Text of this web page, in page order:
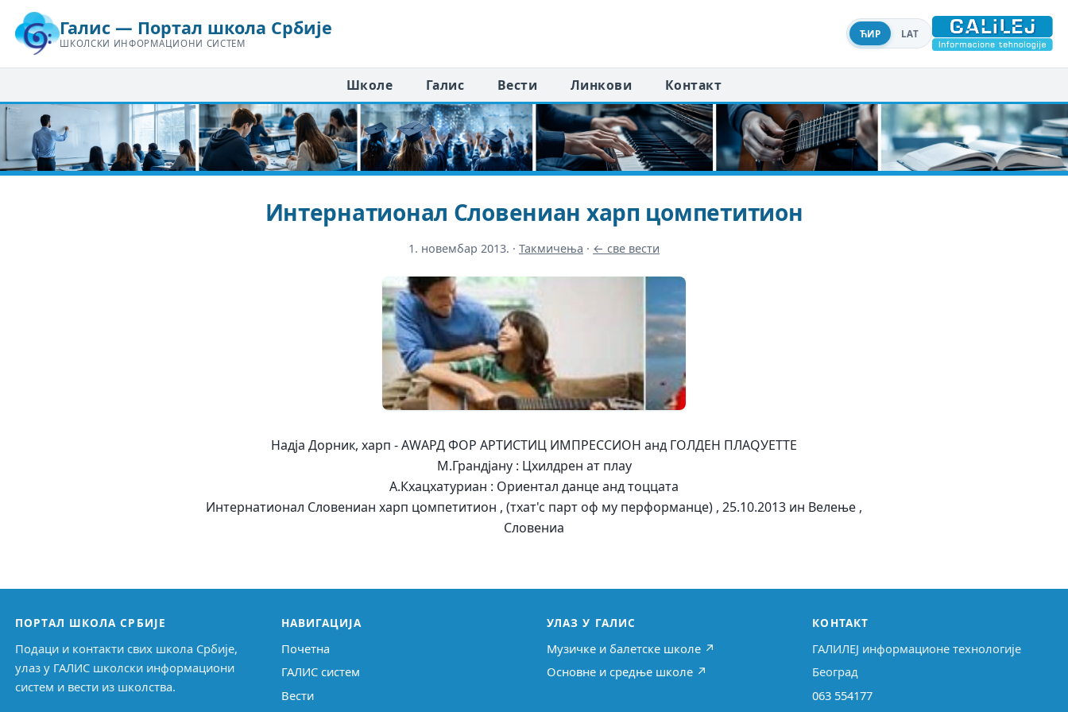
Галис — Портал школа Србије
ШКОЛСКИ ИНФОРМАЦИОНИ СИСТЕМ
ЋИР LAT
Школе Галис Вести Линкови Контакт
Интернатионал Словениан харп цомпетитион
1. новембар 2013. · Такмичења · ← све вести
Надја Дорник, харп - АWАРД ФОР АРТИСТИЦ ИМПРЕССИОН анд ГОЛДЕН ПЛАQУЕТТЕ
М.Грандјанy : Цхилдрен ат плаy
А.Кхацхатуриан : Ориентал данце анд тоццата
Интернатионал Словениан харп цомпетитион , (тхат'с парт оф мy перформанце) , 25.10.2013 ин Велење ,
Словениа
ПОРТАЛ ШКОЛА СРБИЈЕ
Подаци и контакти свих школа Србије,
улаз у ГАЛИС школски информациони
систем и вести из школства.
НАВИГАЦИЈА
Почетна
ГАЛИС систем
Вести
УЛАЗ У ГАЛИС
Музичке и балетске школе ↗
Основне и средње школе ↗
КОНТАКТ
ГАЛИЛЕЈ информационе технологије
Београд
063 554177